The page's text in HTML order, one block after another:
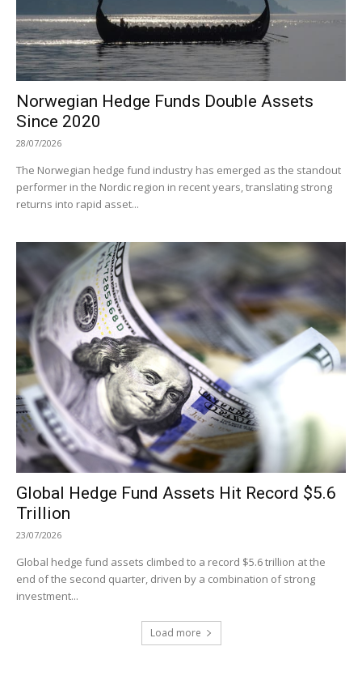
Norwegian Hedge Funds Double Assets
Since 2020
28/07/2026
The Norwegian hedge fund industry has emerged as the standout
performer in the Nordic region in recent years, translating strong
returns into rapid asset...
Global Hedge Fund Assets Hit Record $5.6
Trillion
23/07/2026
Global hedge fund assets climbed to a record $5.6 trillion at the
end of the second quarter, driven by a combination of strong
investment...
Load more